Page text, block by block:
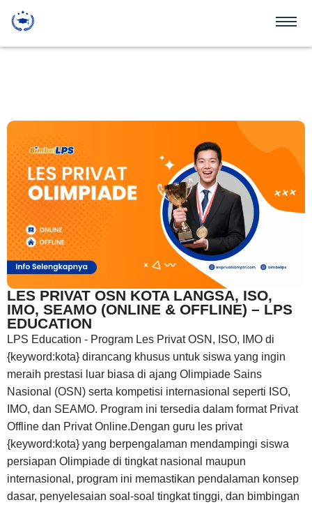
LES PRIVAT OSN KOTA LANGSA, ISO,
IMO, SEAMO (ONLINE & OFFLINE) – LPS
EDUCATION
LPS Education - Program Les Privat OSN, ISO, IMO di
{keyword:kota} dirancang khusus untuk siswa yang ingin
meraih prestasi luar biasa di ajang Olimpiade Sains
Nasional (OSN) serta kompetisi internasional seperti ISO,
IMO, dan SEAMO. Program ini tersedia dalam format Privat
Offline dan Privat Online.Dengan guru les privat
{keyword:kota} yang berpengalaman mendampingi siswa
persiapan Olimpiade di tingkat nasional maupun
internasional, program ini memastikan pendalaman konsep
dasar, penyelesaian soal-soal tingkat tinggi, dan bimbingan